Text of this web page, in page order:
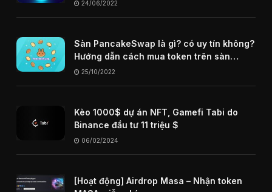
24/06/2022
Sàn PancakeSwap là gì? có uy tín không?
Hướng dẫn cách mua token trên sàn
PancakeSwap
25/10/2022
Kèo 1000$ dự án NFT, Gamefi Tabi do
Binance đầu tư 11 triệu $
06/02/2024
[Hoạt động] Airdrop Masa – Nhận token